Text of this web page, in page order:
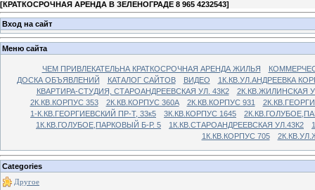
[КРАТКОСРОЧНАЯ АРЕНДА В ЗЕЛЕНОГРАДЕ 8 965 4232543]
Вход на сайт
Меню сайта
ЧЕМ ПРИВЛЕКАТЕЛЬНА КРАТКОСРОЧНАЯ АРЕНДА ЖИЛЬЯ
ДОСКА ОБЪЯВЛЕНИЙ
КАТАЛОГ САЙТОВ ВИДЕО
1К.КВ.УЛ.АНДРЕЕВКА
КВАРТИРА-СТУДИЯ, СТАРОАНДРЕЕВСКАЯ УЛ. 43К2
2К.КВ.ЖИЛИНСКАЯ
2К.КВ.КОРПУС 353
2К.КВ.КОРПУС 360А 2К.КВ.КОРПУС 931
1-К.КВ.ГЕОРГИЕВСКИЙ ПР-Т, 33к5
3К.КВ.КОРПУС 1645
1К.КВ.ГОЛУБОЕ,ПАРКОВЫЙ Б-Р. 5
1К.КВ.СТАРОАНДРЕЕВСКАЯ УЛ.43К2
1К.КВ.КОРПУС 705
Categories
Другое